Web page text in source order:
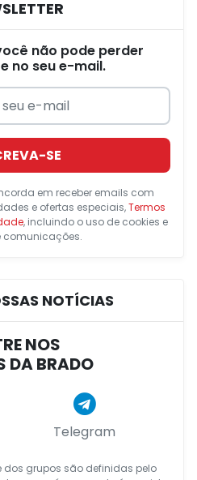
não pode perder
no seu e-mail.
SE
em receber emails com
e ofertas especiais,Termos
, incluindo o uso de cookies e
comunicações.
NOTÍCIAS
NOS
DA BRADO
Telegram
grupos são definidas pelo